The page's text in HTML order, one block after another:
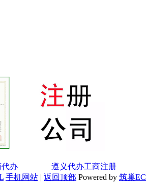
办
遵义代办工商注册
手机网站 | 返回顶部 Powered by 筑巢